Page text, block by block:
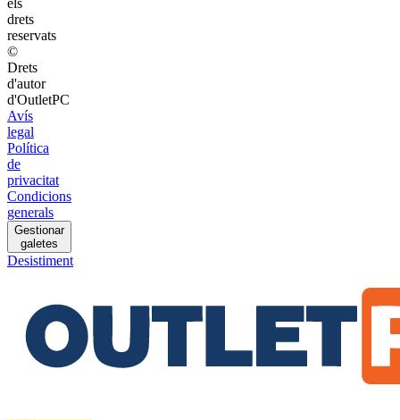
els
drets
reservats
©
Drets
d'autor
d'OutletPC
Avís
legal
Política
de
privacitat
Condicions
generals
Gestionar
galetes
Desistiment